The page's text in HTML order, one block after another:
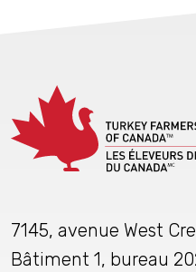
7145, avenue West
Bâtiment 1, bureau